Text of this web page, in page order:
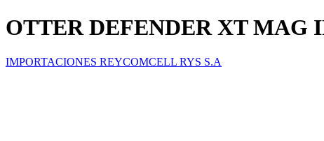
OTTER DEFENDER XT MAG
IMPORTACIONES REYCOMCELL RYS S.A